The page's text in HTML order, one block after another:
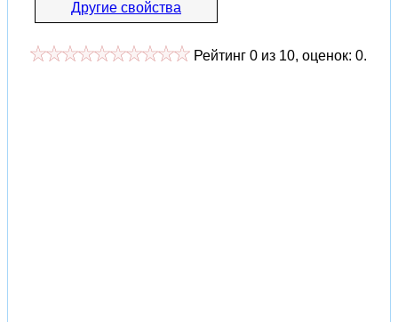
Другие свойства
Рейтинг 0 из 10, оценок: 0.